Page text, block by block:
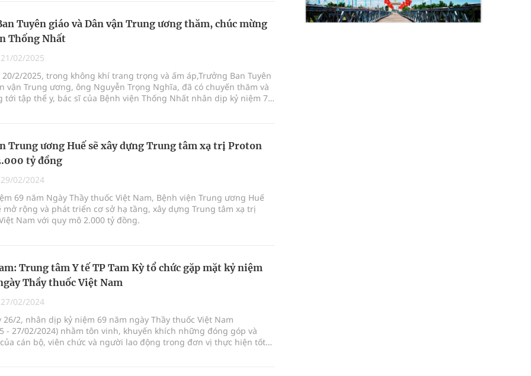
việc bảo vệ sức khỏe cộng đồng.
Tuyên giáo và Dân vận Trung ương thăm, chúc mừng
Thống Nhất
21/02/2025
20/2/2025, trong không khí trang trọng và ấm áp,Trưởng Ban Tuyên
vận Trung ương, ông Nguyễn Trọng Nghĩa, đã có chuyến thăm và
tới tập thể y, bác sĩ của Bệnh viện Thống Nhất nhân dịp kỷ niệm 70
Trung ương Huế sẽ xây dựng Trung tâm xạ trị Proton
tỷ đồng
29/02/2024
69 năm Ngày Thầy thuốc Việt Nam, Bệnh viện Trung ương Huế
mở rộng và phát triển cơ sở hạ tầng, xây dựng Trung tâm xạ trị
Nam với quy mô 2.000 tỷ đồng.
Trung tâm Y tế TP Tam Kỳ tổ chức gặp mặt kỷ niệm
Thầy thuốc Việt Nam
27/02/2024
26/2, nhân dịp kỷ niệm 69 năm ngày Thầy thuốc Việt Nam
- 27/02/2024) nhằm tôn vinh, khuyến khích những đóng góp và
cán bộ, viên chức và người lao động trong đơn vị thực hiện tốt